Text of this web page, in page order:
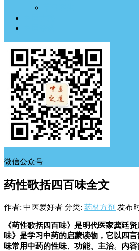
微信公众号
药性歌括四百味全文
作者: 中医爱好者 分类: 药材方剂 发布
《药性歌括四百味》是明代医家龚廷
味》是学习中药的启蒙读物，它以四
味常用中药的性味、功能、主治。内容